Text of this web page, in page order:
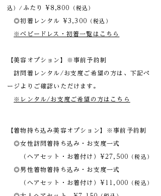
込）/ ふたり ¥8,800 （税込）
◎初着レンタル ¥3,300 （税込）
※ベビードレス・初着一覧はこちら
【美容オプション】​​※事前予約制
訪問着レンタル/お支度ご希望の方は、下記ペ
ージよりご確認いただけます。
※レンタル/お支度ご希望の方はこちら
​【着物持ち込み美容オプション】※事前予約制
◎女性訪問着持ち込み・お支度一式
（ヘアセット・お着付け）¥27,500 （税込）
◎男性着物着持ち込み・お支度一式
（ヘアセット・お着付け）¥11,000 （税込）